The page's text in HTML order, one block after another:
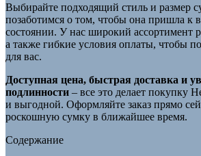
Выбирайте подходящий стиль и размер
позаботимся о том, чтобы она пришла к
состоянии. У нас широкий ассортимент
а также гибкие условия оплаты, чтобы
для вас.
Доступная цена, быстрая доставка и
подлинности – все это делает покупку
и выгодной. Оформляйте заказ прямо
роскошную сумку в ближайшее время.
Содержание